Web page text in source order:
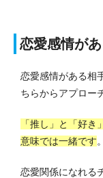
恋愛感情が
恋愛感情がある相
ちらからアプロー
「推し」と「好
意味では一緒です。
恋愛関係になれる